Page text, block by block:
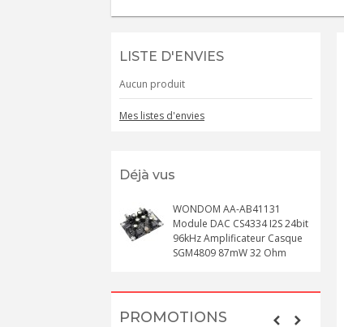
LISTE D'ENVIES
Aucun produit
Mes listes d'envies
Déjà vus
WONDOM AA-AB41131
Module DAC CS4334 I2S 24bit
96kHz Amplificateur Casque
SGM4809 87mW 32 Ohm
PROMOTIONS